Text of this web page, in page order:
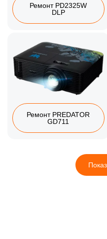
Ремонт PD2325W
DLP
Ремонт PREDATOR
GD711